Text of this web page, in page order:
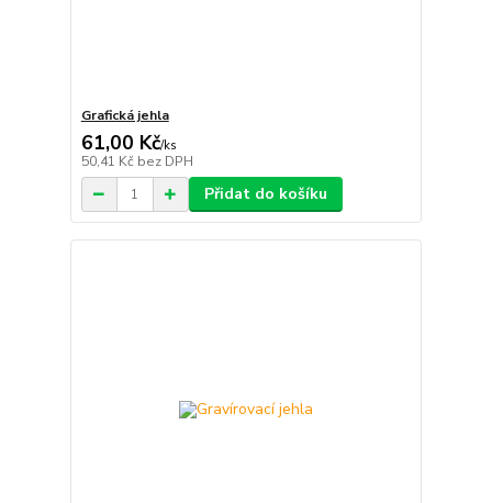
Grafická jehla
61,00 Kč/ks
50,41 Kč bez DPH
Přidat do košíku